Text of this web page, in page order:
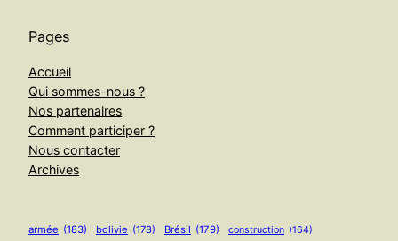
Pages
Accueil
Qui sommes-nous ?
Nos partenaires
Comment participer ?
Nous contacter
Archives
armée (183) bolivie (178) Brésil (179) construction (164)